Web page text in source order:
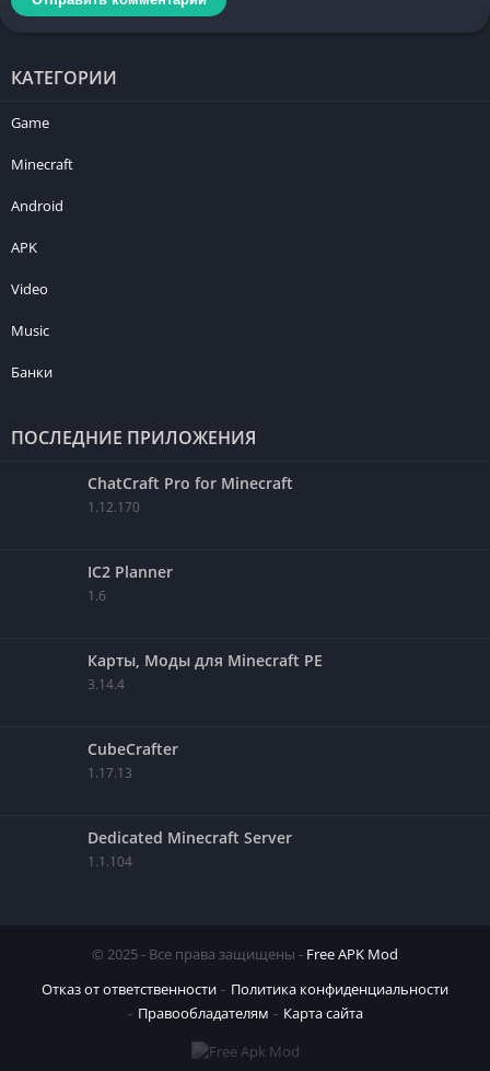
КАТЕГОРИИ
Game
Minecraft
Android
APK
Video
Music
Банки
ПОСЛЕДНИЕ ПРИЛОЖЕНИЯ
ChatCraft Pro for Minecraft
1.12.170
IC2 Planner
1.6
Карты, Моды для Minecraft PE
3.14.4
CubeCrafter
1.17.13
Dedicated Minecraft Server
1.1.104
© 2025 - Все права защищены - Free APK Mod
Отказ от ответственности
Политика конфиденциальности
Правообладателям
Карта сайта